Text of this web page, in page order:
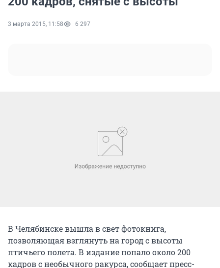
3 марта 2015, 11:58 6 297
В Челябинске вышла в свет фотокнига,
позволяющая взглянуть на город с высоты
птичьего полета. В издание попало около 200
кадров с необычного ракурса, сообщает пресс-